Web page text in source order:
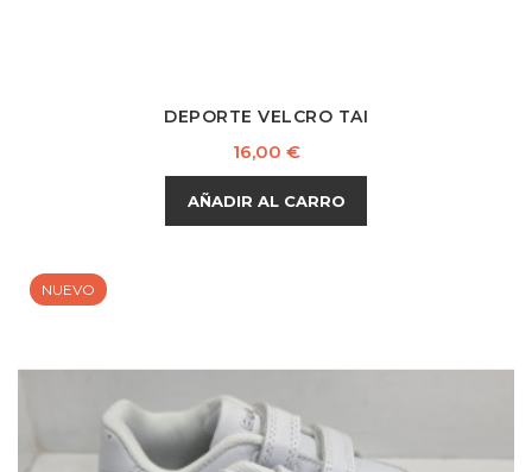
DEPORTE VELCRO TAI
Precio
16,00 €
AÑADIR AL CARRO
NUEVO